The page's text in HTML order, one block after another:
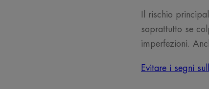
Il rischio
soprattutto se
imperfezioni.
Evitare i segni